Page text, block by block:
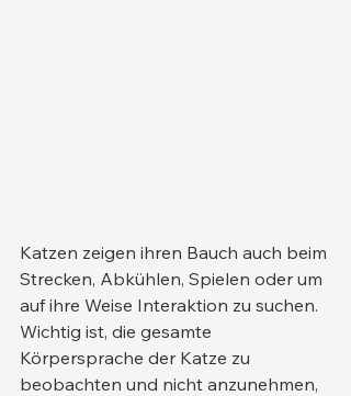
Katzen zeigen ihren Bauch auch beim
Strecken, Abkühlen, Spielen oder um
auf ihre Weise Interaktion zu suchen.
Wichtig ist, die gesamte
Körpersprache der Katze zu
beobachten und nicht anzunehmen,